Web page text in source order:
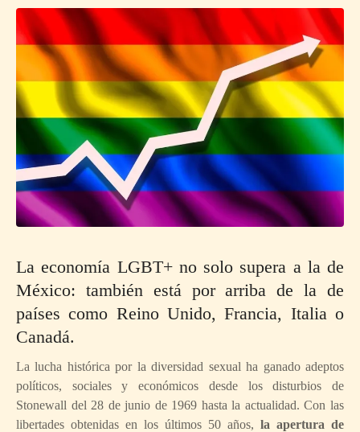
La economía LGBT+ no solo supera a la de
México: también está por arriba de la de
países como Reino Unido, Francia, Italia o
Canadá.
La lucha histórica por la diversidad sexual ha ganado adeptos
políticos, sociales y económicos desde los disturbios de
Stonewall del 28 de junio de 1969 hasta la actualidad. Con las
libertades obtenidas en los últimos 50 años, la apertura de